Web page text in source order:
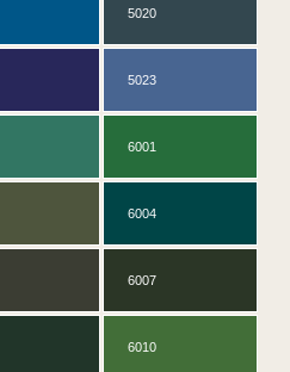
5020
5023
6001
6004
6007
6010